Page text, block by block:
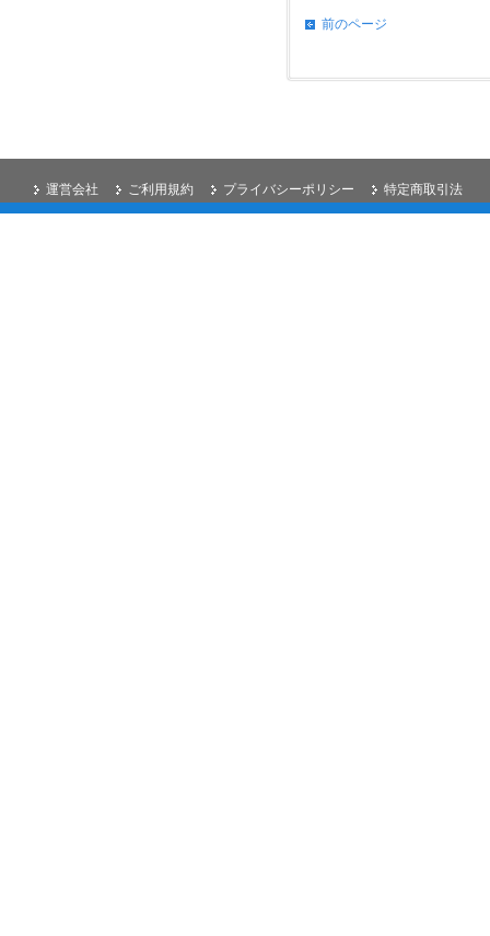
前のページ
特定商取引法
プライバシーポリシー
ご利用規約
運営会社